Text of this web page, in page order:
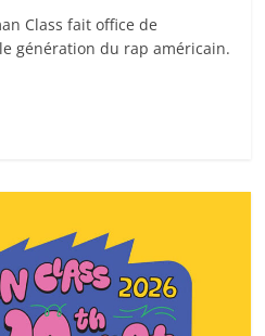
Class fait office de
génération du rap américain.